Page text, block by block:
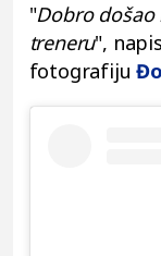
"Dobro došao
treneru",
fotografiju